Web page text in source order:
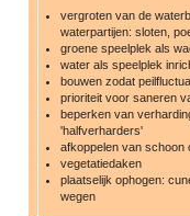
vergroten van de
waterpartijen: sloten,
groene speelplek als
water als speelplek
bouwen zodat
prioriteit voor saneren
beperken van
'halfverharders'
afkoppelen van schoon
vegetatiedaken
plaatselijk ophogen:
wegen